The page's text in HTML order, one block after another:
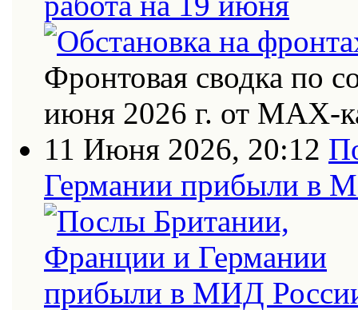
Фронтовая сводка по
июня 2026 г. от МАХ-
11 Июня 2026, 20:12
Германии прибыли в